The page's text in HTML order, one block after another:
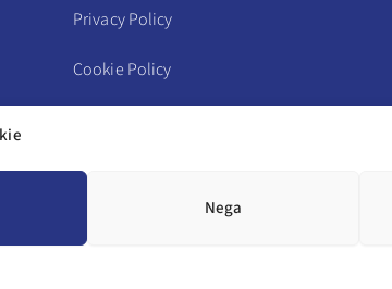
Nega
Privacy Policy
Cookie Policy
Login
RESERVED